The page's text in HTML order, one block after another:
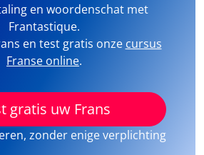
en woordenschat met
Frantastique.
en test gratis onze cursus
Franse online.
gratis uw Frans
zonder enige verplichting